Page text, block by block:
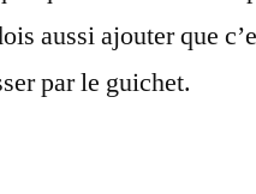
aussi ajouter que
par le guichet.